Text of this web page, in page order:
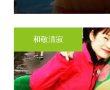
和敬清寂